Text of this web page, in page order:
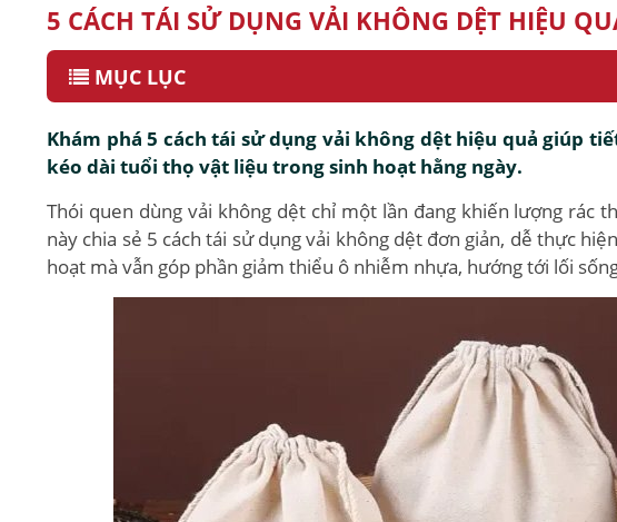
5 CÁCH TÁI SỬ DỤNG VẢI KHÔNG DỆT HIỆU
MỤC LỤC
Khám phá 5 cách tái sử dụng vải không dệt hiệu quả giúp
kéo dài tuổi thọ vật liệu trong sinh hoạt hằng ngày.
Thói quen dùng vải không dệt chỉ một lần đang khiến lượng rác
này chia sẻ 5 cách tái sử dụng vải không dệt đơn giản, dễ thực
hoạt mà vẫn góp phần giảm thiểu ô nhiễm nhựa, hướng tới lối